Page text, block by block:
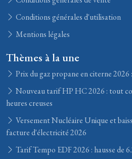
Conditions générales d'utilisation
Mentions légales
Thèmes à la une
Prix du gaz propane en citerne
Nouveau tarif HP HC 2026 : tout
heures creuses
Versement Nucléaire Unique et
facture d'électricité 2026
Tarif Tempo EDF 2026 : hausse de